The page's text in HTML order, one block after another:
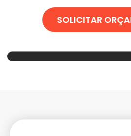
SOLICITAR